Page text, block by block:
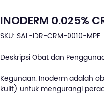
INODERM 0.025%
SKU: SAL-IDR-CRM-0010-MPF
Deskripsi Obat dan
Kegunaan. Inoderm adalah
kulit) untuk mengurangi